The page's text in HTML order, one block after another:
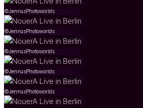
©JennasPhotoworlds
©JennasPhotoworlds
©JennasPhotoworlds
©JennasPhotoworlds
©JennasPhotoworlds